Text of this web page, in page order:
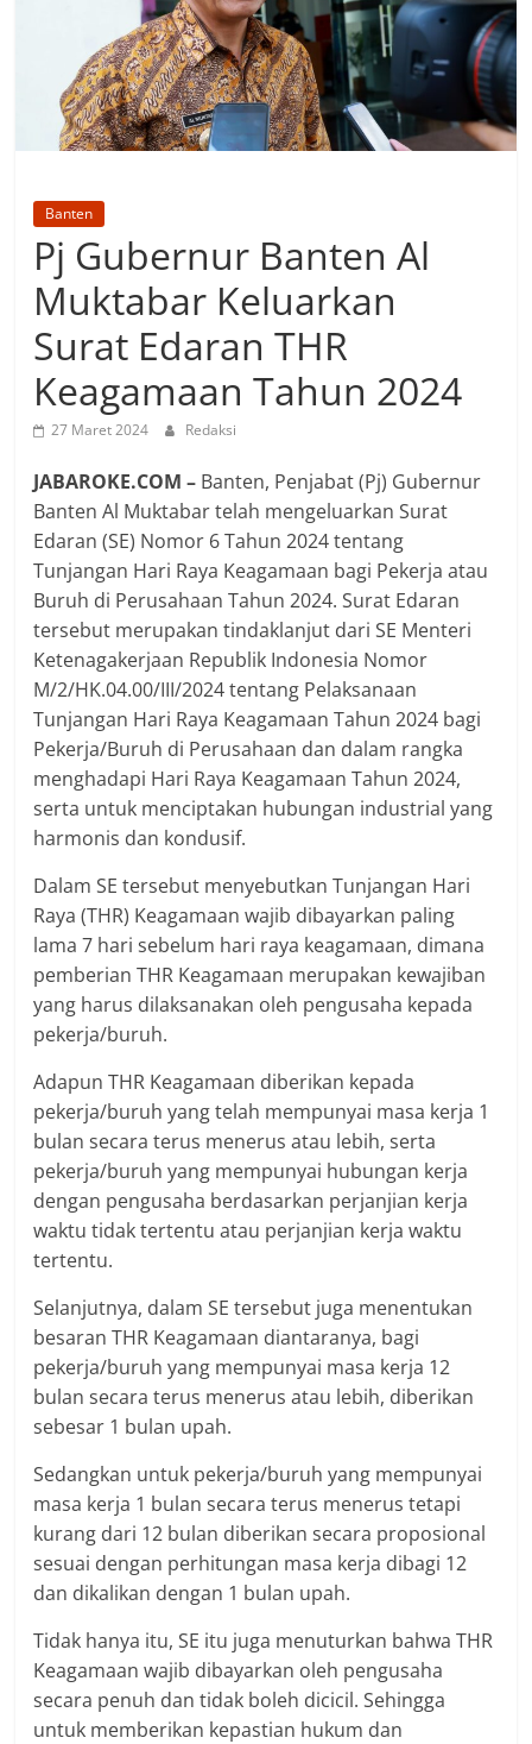
Banten
Pj Gubernur Banten Al
Muktabar Keluarkan
Surat Edaran THR
Keagamaan Tahun 2024
27 Maret 2024 Redaksi
JABAROKE.COM – Banten, Penjabat (Pj) Gubernur
Banten Al Muktabar telah mengeluarkan Surat
Edaran (SE) Nomor 6 Tahun 2024 tentang
Tunjangan Hari Raya Keagamaan bagi Pekerja atau
Buruh di Perusahaan Tahun 2024. Surat Edaran
tersebut merupakan tindaklanjut dari SE Menteri
Ketenagakerjaan Republik Indonesia Nomor
M/2/HK.04.00/III/2024 tentang Pelaksanaan
Tunjangan Hari Raya Keagamaan Tahun 2024 bagi
Pekerja/Buruh di Perusahaan dan dalam rangka
menghadapi Hari Raya Keagamaan Tahun 2024,
serta untuk menciptakan hubungan industrial yang
harmonis dan kondusif.
Dalam SE tersebut menyebutkan Tunjangan Hari
Raya (THR) Keagamaan wajib dibayarkan paling
lama 7 hari sebelum hari raya keagamaan, dimana
pemberian THR Keagamaan merupakan kewajiban
yang harus dilaksanakan oleh pengusaha kepada
pekerja/buruh.
Adapun THR Keagamaan diberikan kepada
pekerja/buruh yang telah mempunyai masa kerja 1
bulan secara terus menerus atau lebih, serta
pekerja/buruh yang mempunyai hubungan kerja
dengan pengusaha berdasarkan perjanjian kerja
waktu tidak tertentu atau perjanjian kerja waktu
tertentu.
Selanjutnya, dalam SE tersebut juga menentukan
besaran THR Keagamaan diantaranya, bagi
pekerja/buruh yang mempunyai masa kerja 12
bulan secara terus menerus atau lebih, diberikan
sebesar 1 bulan upah.
Sedangkan untuk pekerja/buruh yang mempunyai
masa kerja 1 bulan secara terus menerus tetapi
kurang dari 12 bulan diberikan secara proposional
sesuai dengan perhitungan masa kerja dibagi 12
dan dikalikan dengan 1 bulan upah.
Tidak hanya itu, SE itu juga menuturkan bahwa THR
Keagamaan wajib dibayarkan oleh pengusaha
secara penuh dan tidak boleh dicicil. Sehingga
untuk memberikan kepastian hukum dan